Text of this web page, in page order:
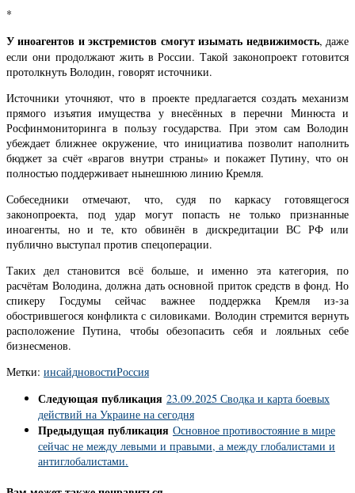
*
У иноагентов и экстремистов смогут изымать недвижимость, даже
если они продолжают жить в России. Такой законопроект готовится
протолкнуть Володин, говорят источники.
Источники уточняют, что в проекте предлагается создать механизм
прямого изъятия имущества у внесённых в перечни Минюста и
Росфинмониторинга в пользу государства. При этом сам Володин
убеждает ближнее окружение, что инициатива позволит наполнить
бюджет за счёт «врагов внутри страны» и покажет Путину, что он
полностью поддерживает нынешнюю линию Кремля.
Собеседники отмечают, что, судя по каркасу готовящегося
законопроекта, под удар могут попасть не только признанные
иноагенты, но и те, кто обвинён в дискредитации ВС РФ или
публично выступал против спецоперации.
Таких дел становится всё больше, и именно эта категория, по
расчётам Володина, должна дать основной приток средств в фонд. Но
спикеру Госдумы сейчас важнее поддержка Кремля из-за
обострившегося конфликта с силовиками. Володин стремится вернуть
расположение Путина, чтобы обезопасить себя и лояльных себе
бизнесменов.
Метки: инсайдновостиРоссия
Следующая публикация 23.09.2025 Сводка и карта боевых
действий на Украине на сегодня
Предыдущая публикация Основное противостояние в мире
сейчас не между левыми и правыми, а между глобалистами и
антиглобалистами.